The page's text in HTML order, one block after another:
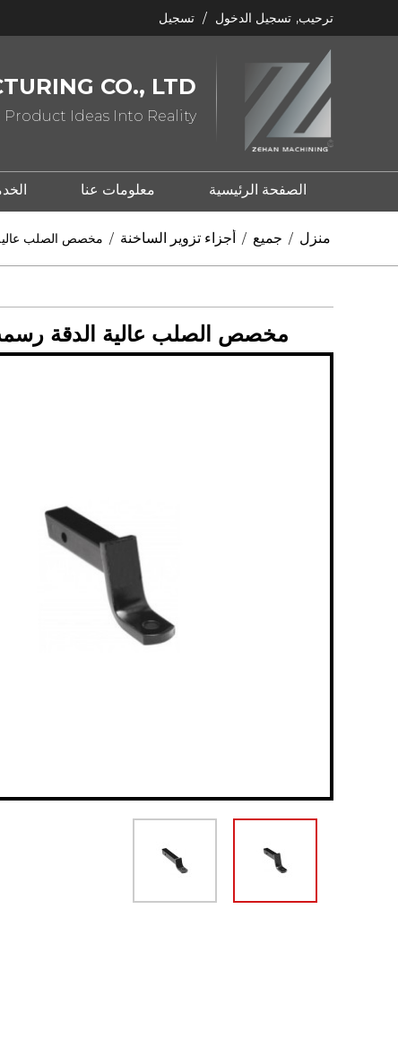
ترحيب, تسجيل الدخول / تسجيل
CO., LTD
Product Ideas Into Reality
الصفحة الرئيسية معلومات عنا
منزل / جميع / أجزاء تزوير الساخنة / مخصص الصلب
مخصص الصلب عالية الدقة